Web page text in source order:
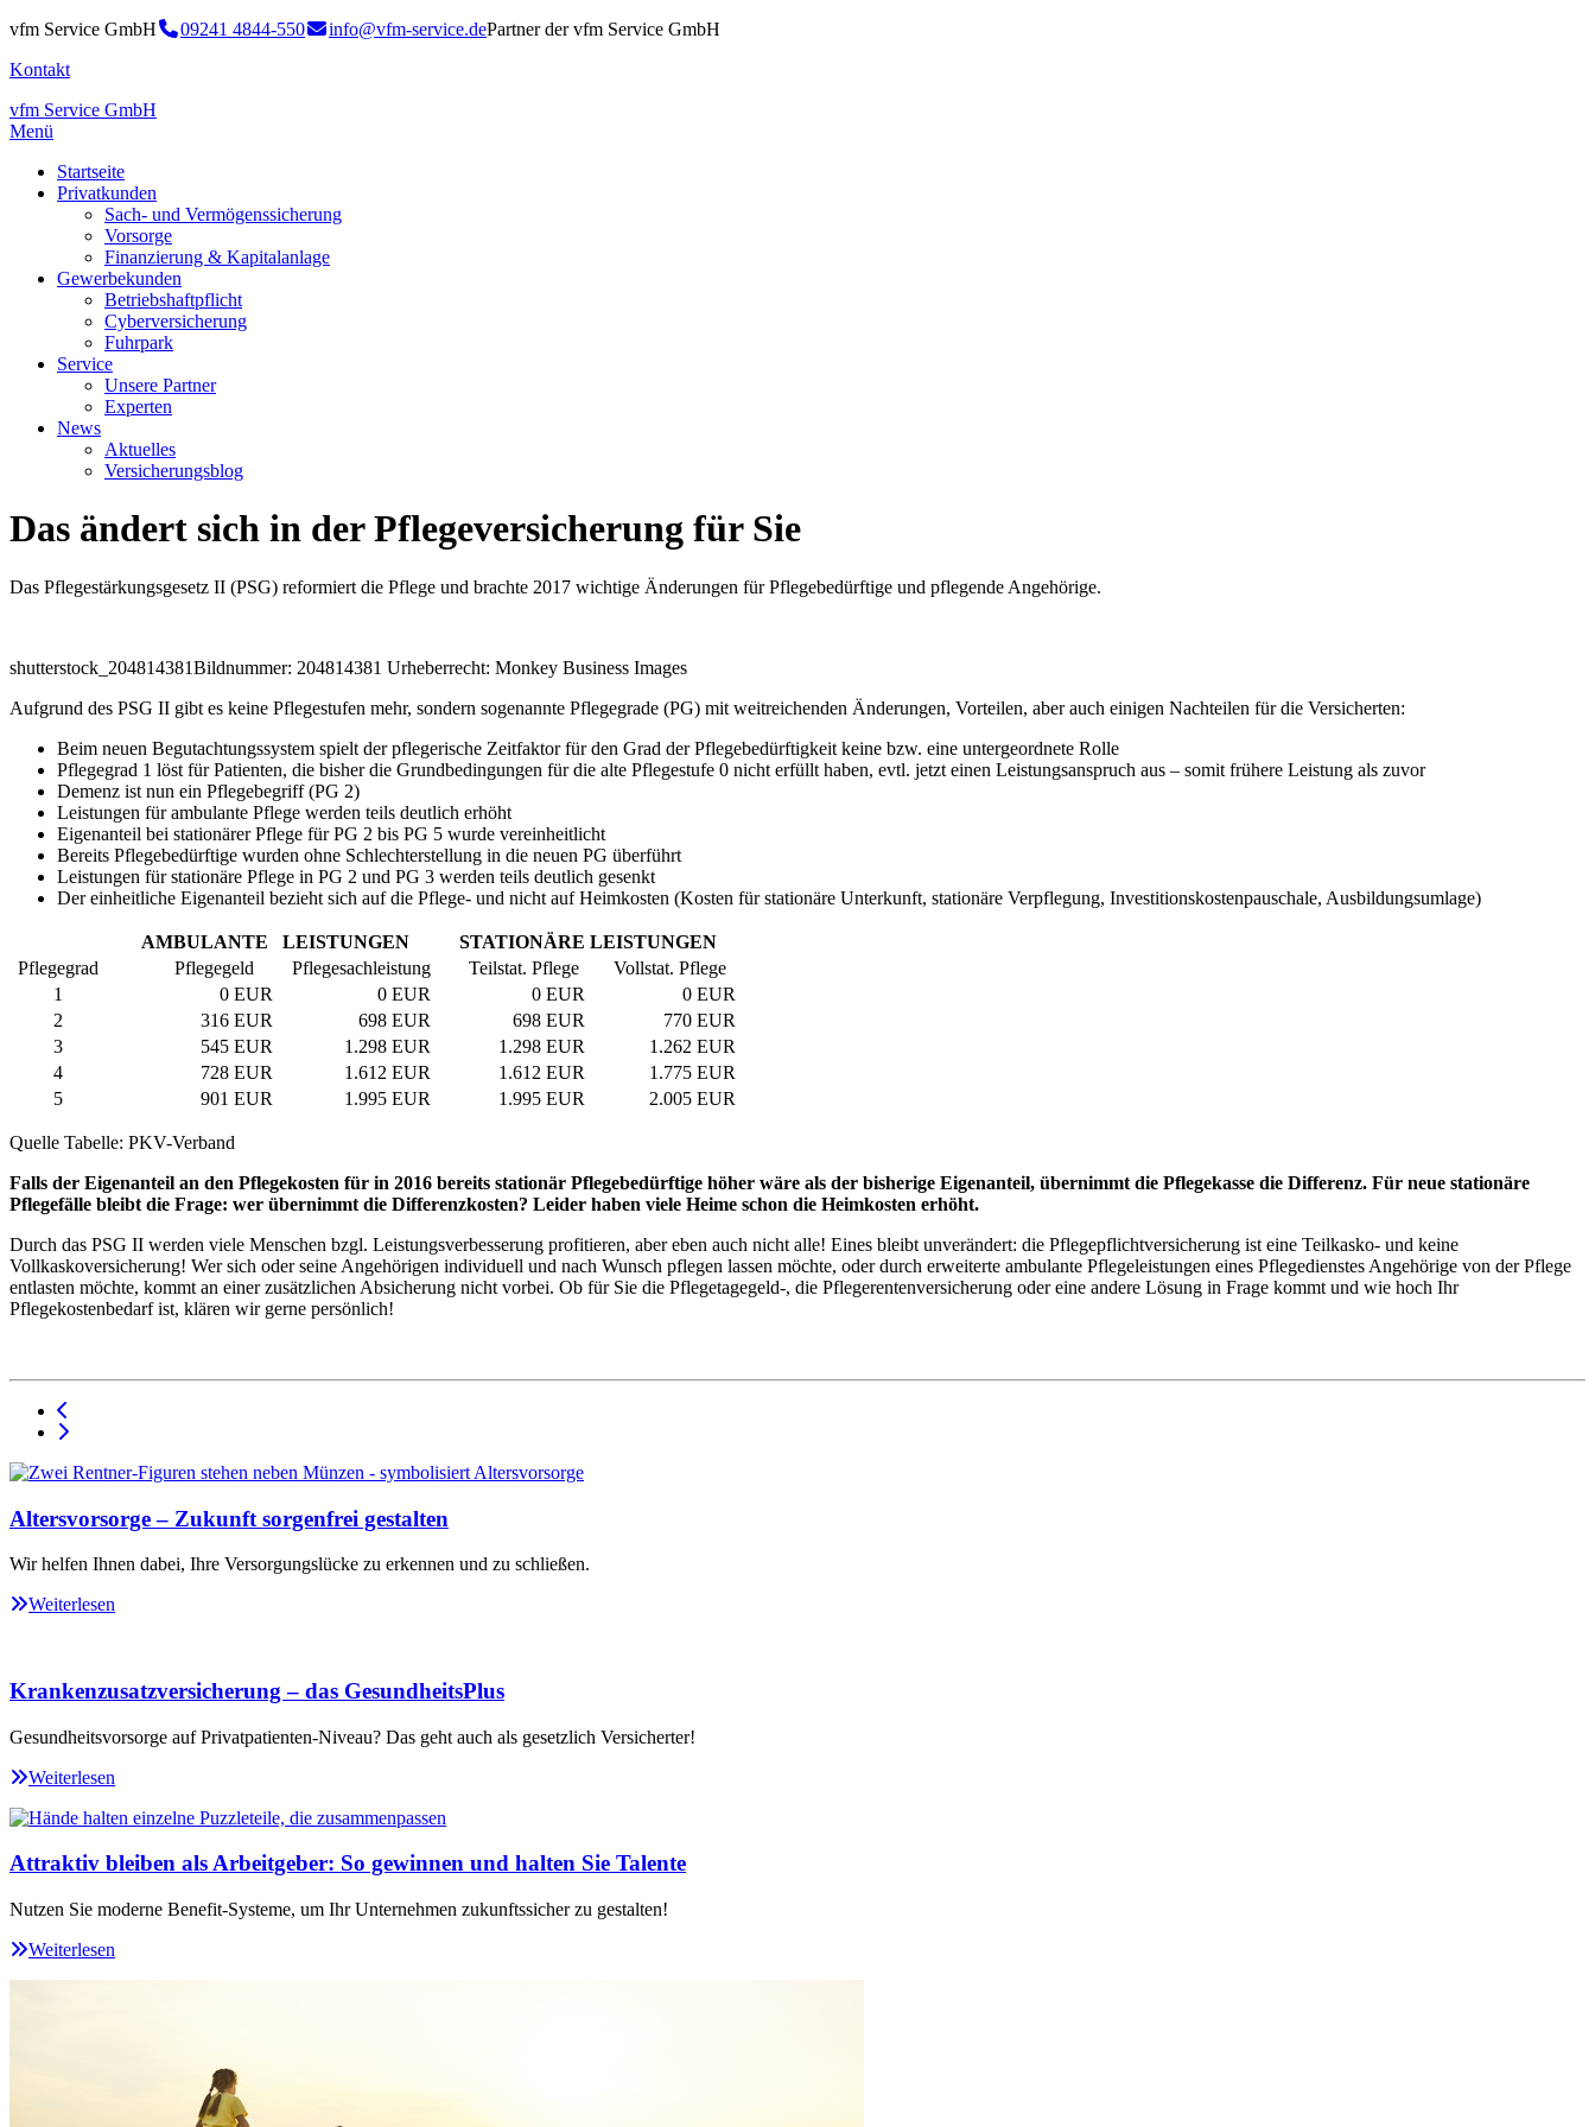
vfm Service GmbH 09241 4844-550 info@vfm-service.dePartner der vfm Service GmbH
Kontakt
vfm Service GmbH
Menü
Startseite
Privatkunden
Sach- und Vermögenssicherung
Vorsorge
Finanzierung & Kapitalanlage
Gewerbekunden
Betriebshaftpflicht
Cyberversicherung
Fuhrpark
Service
Unsere Partner
Experten
News
Aktuelles
Versicherungsblog
Das ändert sich in der Pflegeversicherung für Sie
Das Pflegestärkungsgesetz II (PSG) reformiert die Pflege und brachte 2017 wichtige Änderungen für Pflegebedürftige und pflegende Angehörige.
shutterstock_204814381Bildnummer: 204814381 Urheberrecht: Monkey Business Images
Aufgrund des PSG II gibt es keine Pflegestufen mehr, sondern sogenannte Pflegegrade (PG) mit weitreichenden Änderungen, Vorteilen, aber auch einigen Nachteilen für die Versicherten:
Beim neuen Begutachtungssystem spielt der pflegerische Zeitfaktor für den Grad der Pflegebedürftigkeit keine bzw. eine untergeordnete Rolle
Pflegegrad 1 löst für Patienten, die bisher die Grundbedingungen für die alte Pflegestufe 0 nicht erfüllt haben, evtl. jetzt einen Leistungsanspruch aus – somit frühere Leistung als zuvor
Demenz ist nun ein Pflegebegriff (PG 2)
Leistungen für ambulante Pflege werden teils deutlich erhöht
Eigenanteil bei stationärer Pflege für PG 2 bis PG 5 wurde vereinheitlicht
Bereits Pflegebedürftige wurden ohne Schlechterstellung in die neuen PG überführt
Leistungen für stationäre Pflege in PG 2 und PG 3 werden teils deutlich gesenkt
Der einheitliche Eigenanteil bezieht sich auf die Pflege- und nicht auf Heimkosten (Kosten für stationäre Unterkunft, stationäre Verpflegung, Investitions­kostenpauschale, Ausbildungsumlage)
AMBULANTE LEISTUNGEN STATIONÄRE LEISTUNGEN
Pflegegrad
Pflegegeld Pflegesachleistung Teilstat. Pflege
Vollstat. Pflege
1
0 EUR 0 EUR 0 EUR
0 EUR
2
316 EUR 698 EUR 698 EUR
770 EUR
3
545 EUR 1.298 EUR 1.298 EUR
1.262 EUR
4
728 EUR 1.612 EUR 1.612 EUR
1.775 EUR
5
901 EUR 1.995 EUR 1.995 EUR 2.005 EUR
Quelle Tabelle: PKV-Verband
Falls der Eigenanteil an den Pflege­kosten für in 2016 bereits stationär Pflegebedürftige höher wäre als der bisherige Eigenanteil, übernimmt die Pflegekasse die Differenz. Für neue stationäre
Pflegefälle bleibt die Frage: wer übernimmt die Differenzkosten? Leider haben viele Heime schon die Heimkosten erhöht.
Durch das PSG II werden viele Menschen bzgl. Leistungsverbesserung profitieren, aber eben auch nicht alle! Eines bleibt unverändert: die Pflegepflichtversicherung ist eine Teilkasko- und keine
Vollkaskoversicherung! Wer sich oder seine Angehörigen individuell und nach Wunsch pflegen lassen möchte, oder durch erweiterte ambulante Pflegeleistungen eines Pflegedienstes Angehörige von der Pflege
entlasten möchte, kommt an einer zusätzlichen Absicherung nicht vorbei. Ob für Sie die Pflegetagegeld-, die Pflegerentenversicherung oder eine andere Lösung in Frage kommt und wie hoch Ihr
Pflegekostenbedarf ist, klären wir gerne persönlich!
Altersvorsorge – Zukunft sorgenfrei gestalten
Wir helfen Ihnen dabei, Ihre Versorgungslücke zu erkennen und zu schließen.
Weiterlesen
Krankenzusatzversicherung – das GesundheitsPlus
Gesundheitsvorsorge auf Privatpatienten-Niveau? Das geht auch als gesetzlich Versicherter!
Weiterlesen
Attraktiv bleiben als Arbeitgeber: So gewinnen und halten Sie Talente
Nutzen Sie moderne Benefit-Systeme, um Ihr Unternehmen zukunftssicher zu gestalten!
Weiterlesen